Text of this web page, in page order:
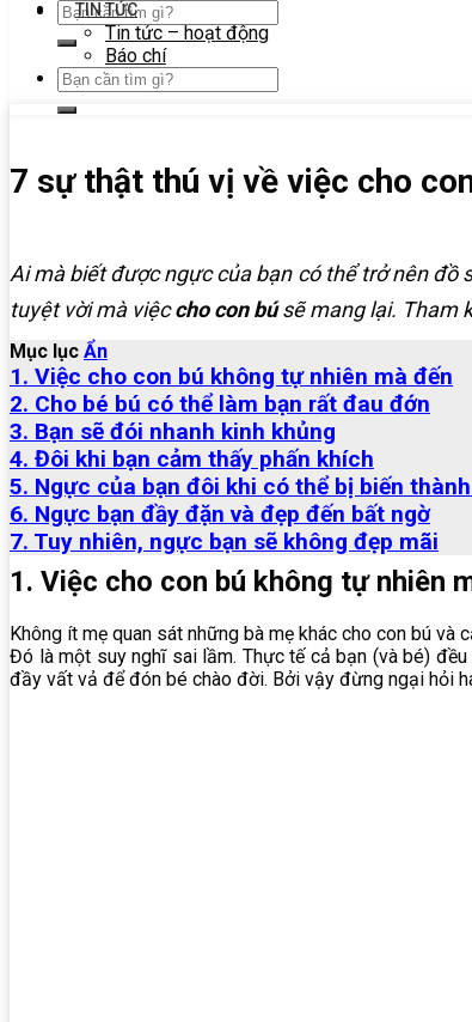
TIN TỨC
Tin tức – hoạt động
Báo chí
7 sự thật thú vị về việc cho
Ai mà biết được ngực của bạn có thể trở nên đồ
tuyệt vời mà việccho con búsẽ mang lại. Tham
Mục lục Ẩn
1. Việc cho con bú không tự nhiên mà đến
2. Cho bé bú có thể làm bạn rất đau đớn
3. Bạn sẽ đói nhanh kinh khủng
4. Đôi khi bạn cảm thấy phấn khích
5. Ngực của bạn đôi khi có thể bị biến
6. Ngực bạn đầy đặn và đẹp đến bất ngờ
7. Tuy nhiên, ngực bạn sẽ không đẹp mãi
1. Việc cho con bú không tự nhiên
Không ít mẹ quan sát những bà mẹ khác cho con bú
Đó là một suy nghĩ sai lầm. Thực tế cả bạn (và bé)
đầy vất vả để đón bé chào đời. Bởi vậy đừng ngại hỏi